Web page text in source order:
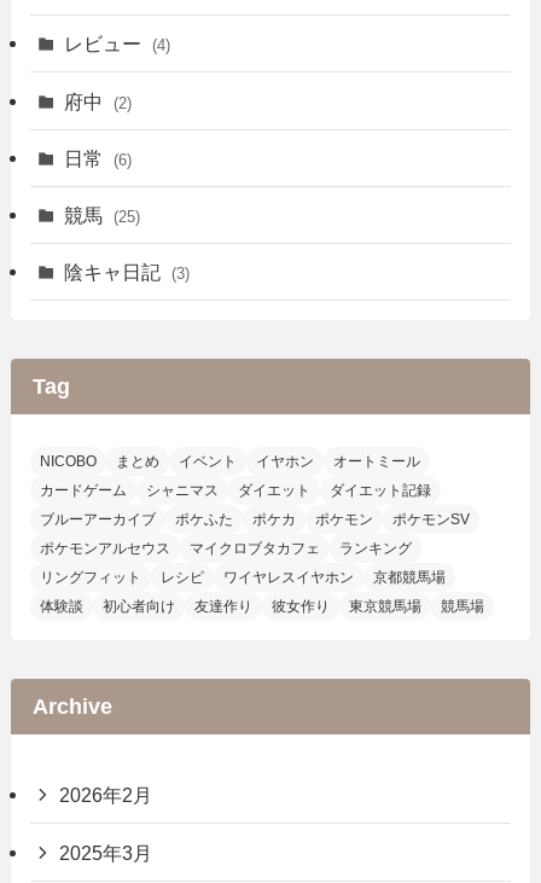
レビュー (4)
府中 (2)
日常 (6)
競馬 (25)
陰キャ日記 (3)
Tag
NICOBO まとめ イベント イヤホン
オートミール
カードゲーム
シャニマス ダイエット
ダイエット記録
ブルーアーカイブ
ポケふた ポケカ ポケモン
ポケモンSV
ポケモンアルセウス
マイクロブタカフェ
ランキング
リングフィット
レシピ ワイヤレスイヤホン
京都競馬場
体験談
初心者向け 友達作り 彼女作り 東京競馬場 競馬場
Archive
2026年2月
2025年3月